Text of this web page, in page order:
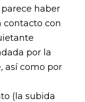
haber
contacto con
por la
así como por
(la subida